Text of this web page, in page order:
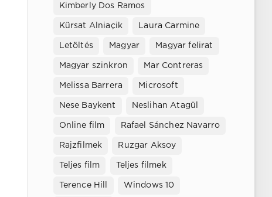
Kimberly Dos Ramos
Kürsat Alniaçik Laura Carmine
Letöltés Magyar Magyar felirat
Magyar szinkron Mar Contreras
Melissa Barrera Microsoft
Nese Baykent Neslihan Atagül
Online film Rafael Sánchez Navarro
Rajzfilmek Ruzgar Aksoy
Teljes film Teljes filmek
Terence Hill Windows 10